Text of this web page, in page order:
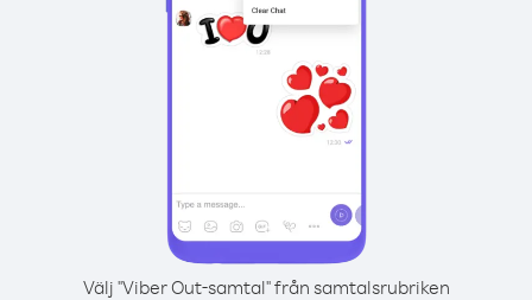
Välj "Viber Out-samtal" från samtalsrubriken